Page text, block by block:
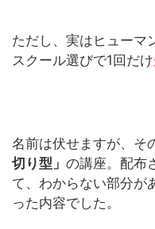
ただし、実はヒューマ
スクール選びで1回だけ
名前は伏せますが、そ
切り型」 の講座。配布
て、わからない部分が
った内容でした。